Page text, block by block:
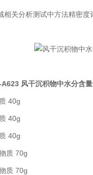
关分析测试中方法精密度
A623 风干沉积物中水分含
40g
40g
40g
质 70g
质 70g